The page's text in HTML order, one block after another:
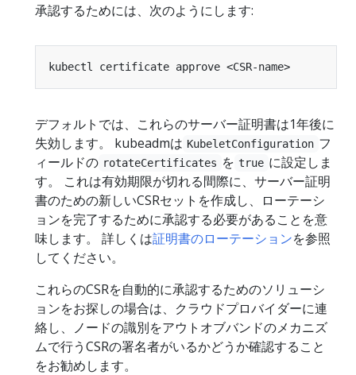
承認するためには、次のようにします:
デフォルトでは、これらのサーバー証明書は1年後に
失効します。 kubeadmは KubeletConfiguration フ
ィールドの rotateCertificates を true に設定しま
す。 これは有効期限が切れる間際に、サーバー証明
書のための新しいCSRセットを作成し、ローテーシ
ョンを完了するために承認する必要があることを意
味します。 詳しくは証明書のローテーションを参照
してください。
これらのCSRを自動的に承認するためのソリューシ
ョンをお探しの場合は、クラウドプロバイダーに連
絡し、ノードの識別をアウトオブバンドのメカニズ
ムで行うCSRの署名者がいるかどうか確認すること
をお勧めします。